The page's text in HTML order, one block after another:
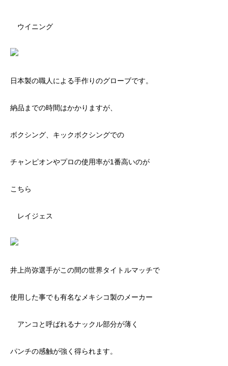
ウイニング
日本製の職人による手作りのグローブです。
納品までの時間はかかりますが、
ボクシング、キックボクシングでの
チャンピオンやプロの使用率が1番高いのが
こちら
レイジェス
井上尚弥選手がこの間の世界タイトルマッチで
使用した事でも有名なメキシコ製のメーカー
アンコと呼ばれるナックル部分が薄く
パンチの感触が強く得られます。